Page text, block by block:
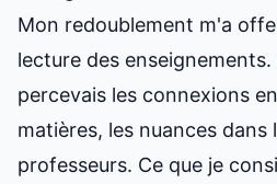
Mon redoublement m'a
lecture des
percevais les connexions
matières, les nuances dans
professeurs. Ce que je